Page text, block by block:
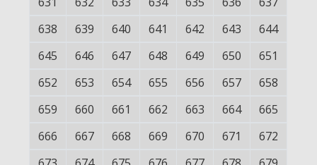
638
639 640 641 642 643
644
645
646 647 648 649 650
651
652
653 654 655 656 657
658
659
660 661 662 663 664
665
666
667 668 669 670 671
672